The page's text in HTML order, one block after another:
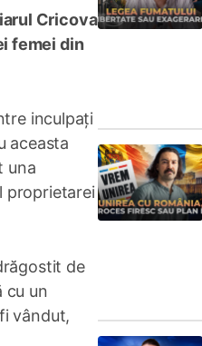
Cricova
femei din
inculpați
aceasta
una
proprietarei
de
cu un
vândut,